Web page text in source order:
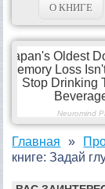
О КНИГЕ
Главная
книге: Задай